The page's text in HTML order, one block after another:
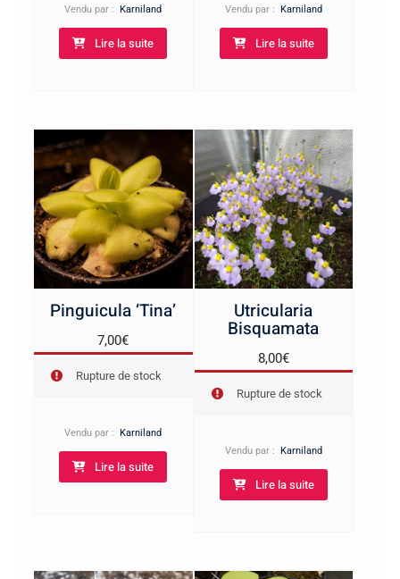
Vendu par : Karniland
Lire la suite
Vendu par : Karniland
Lire la suite
Pinguicula ‘Tina’
7,00€
Rupture de stock
Vendu par :Karniland
Lire la suite
Utricularia
Bisquamata
8,00€
Rupture de stock
Vendu par : Karniland
Lire la suite